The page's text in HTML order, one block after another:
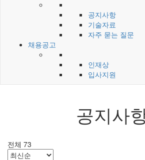
공지사항
기술자료
자주 묻는 질문
채용공고
인재상
입사지원
공지사
전체 73